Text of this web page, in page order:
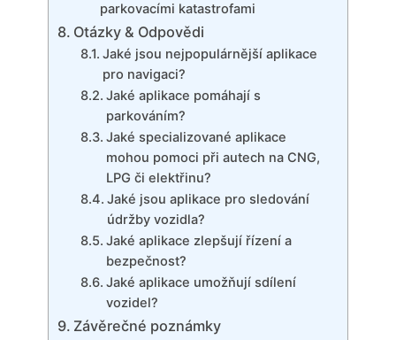
parkovacími katastrofami
Otázky & Odpovědi
Jaké jsou nejpopulárnější aplikace
pro navigaci?
Jaké aplikace pomáhají s
parkováním?
Jaké specializované aplikace
mohou pomoci při autech na CNG,
LPG či elektřinu?
Jaké jsou aplikace pro sledování
údržby vozidla?
Jaké aplikace zlepšují řízení a
bezpečnost?
Jaké aplikace umožňují sdílení
vozidel?
Závěrečné poznámky